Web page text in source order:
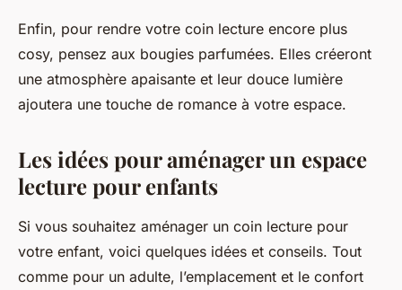
Enfin, pour rendre votre coin lecture encore plus
cosy, pensez aux bougies parfumées. Elles créeront
une atmosphère apaisante et leur douce lumière
ajoutera une touche de romance à votre espace.
Les idées pour aménager un espace
lecture pour enfants
Si vous souhaitez aménager un coin lecture pour
votre enfant, voici quelques idées et conseils. Tout
comme pour un adulte, l’emplacement et le confort